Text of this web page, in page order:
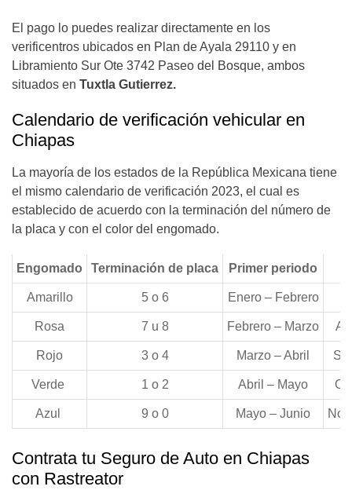
El pago lo puedes realizar directamente en los
verificentros ubicados en Plan de Ayala 29110 y en
Libramiento Sur Ote 3742 Paseo del Bosque, ambos
situados en Tuxtla Gutierrez.
Calendario de verificación vehicular en
Chiapas
La mayoría de los estados de la República Mexicana tiene
el mismo calendario de verificación 2023, el cual es
establecido de acuerdo con la terminación del número de
la placa y con el color del engomado.
Engomado Terminación de placa Primer periodo
Amarillo 5 o 6 Enero – Febrero
Rosa 7 u 8 Febrero – Marzo
Rojo 3 o 4 Marzo – Abril
Verde 1 o 2 Abril – Mayo
Azul 9 o 0 Mayo – Junio
Contrata tu Seguro de Auto en Chiapas
con Rastreator